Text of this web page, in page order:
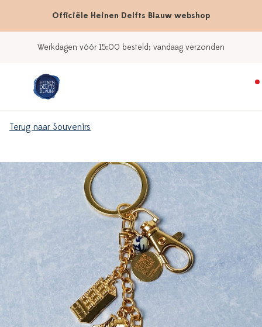
Officiële Heinen Delfts Blauw webshop
Werkdagen vóór 15:00 besteld; vandaag verzonden
Terug naar Souvenirs